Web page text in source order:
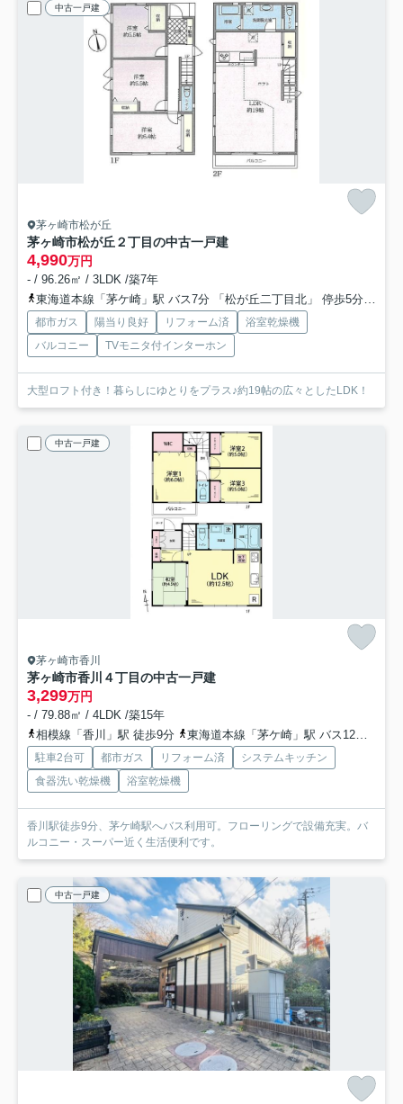
中古一戸建
茅ヶ崎市松が丘
茅ヶ崎市松が丘２丁目の中古一戸建
4,990万円
- / 96.26㎡ / 3LDK /築7年
東海道本線「茅ケ崎」駅 バス7分 「松が丘二丁目北」 停歩5分
都市ガス 陽当り良好 リフォーム済
浴室乾燥機
バルコニー
TVモニタ付インターホン
大型ロフト付き！暮らしにゆとりをプラス♪約19帖の広々としたLDK！
中古一戸建
茅ヶ崎市香川
茅ヶ崎市香川４丁目の中古一戸建
3,299万円
- / 79.88㎡ / 4LDK /築15年
相模線「香川」駅 徒歩9分
東海道本線「茅ケ崎」駅 バス12分 「変電所前」 停歩2分
駐車2台可 都市ガス リフォーム済
システムキッチン
食器洗い乾燥機
浴室乾燥機
香川駅徒歩9分、茅ケ崎駅へバス利用可。フローリングで設備充実。バ
ルコニー・スーパー近く生活便利です。
中古一戸建